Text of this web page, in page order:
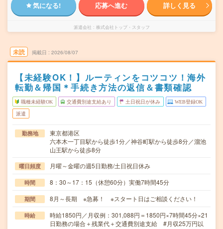
気になる! 応募へ進む 詳しく見る
派遣会社 株式会社トップ・スタッフ
未読 掲載日 2026/08/07
【未経験OK！】ルーティンをコツコツ！海外
転勤＆帰国＊手続き方法の返信＆書類確認
職種未経験OK 交通費別途支給あり 土日祝日が休み WEB登録OK
派遣
勤務地
東京都港区
六本木一丁目駅から徒歩1分／神谷町駅から徒歩8分／溜池
山王駅から徒歩8分
曜日頻度 月曜～金曜の週5日勤務/土日祝日休み
時間 8：30～17：15（休憩60分）実働7時間45分
期間 8月～長期 ※急募！ ※スタート日はご相談ください！
時給
時給1850円／月収例：301,088円＝1850円×7時間45分×21
日勤務の場合＋残業代＋交通費別途支給 #月収25万円以